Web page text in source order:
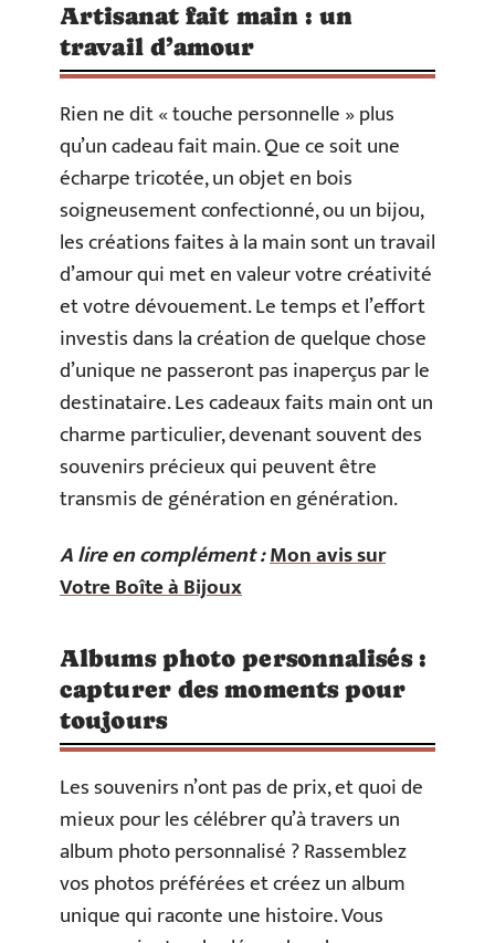
Artisanat fait main : un
travail d’amour
Rien ne dit « touche personnelle » plus
qu’un cadeau fait main. Que ce soit une
écharpe tricotée, un objet en bois
soigneusement confectionné, ou un bijou,
les créations faites à la main sont un travail
d’amour qui met en valeur votre créativité
et votre dévouement. Le temps et l’effort
investis dans la création de quelque chose
d’unique ne passeront pas inaperçus par le
destinataire. Les cadeaux faits main ont un
charme particulier, devenant souvent des
souvenirs précieux qui peuvent être
transmis de génération en génération.
A lire en complément :Mon avis sur
Votre Boîte à Bijoux
Albums photo personnalisés :
capturer des moments pour
toujours
Les souvenirs n’ont pas de prix, et quoi de
mieux pour les célébrer qu’à travers un
album photo personnalisé ? Rassemblez
vos photos préférées et créez un album
unique qui raconte une histoire. Vous